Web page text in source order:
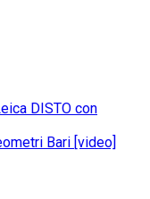
DISTO con
Bari [video]